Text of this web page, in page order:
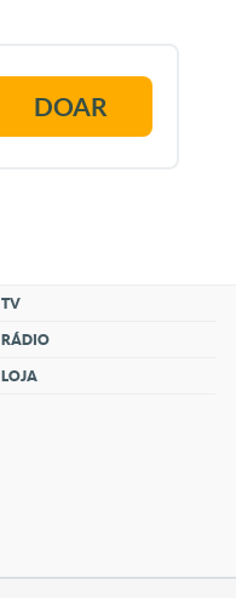
DOAR
TV
RÁDIO
LOJA